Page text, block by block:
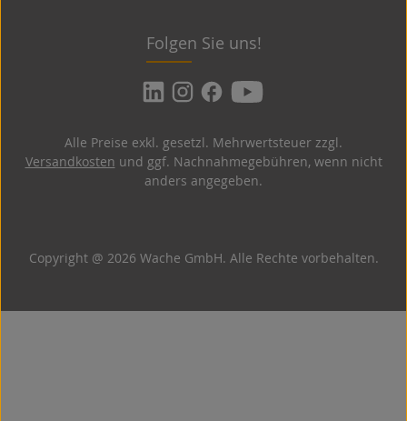
Folgen Sie uns!
Copyright @ 2026 Wache GmbH. Alle Rechte vorbehalten.
Alle Preise exkl. gesetzl. Mehrwertsteuer zzgl.
Versandkosten und ggf. Nachnahmegebühren, wenn nicht
anders angegeben.